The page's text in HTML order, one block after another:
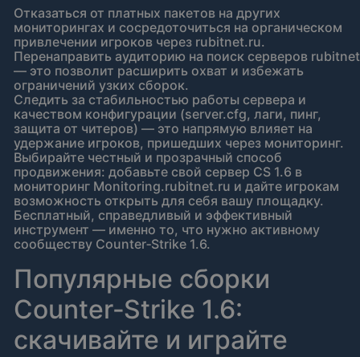
Отказаться от платных пакетов на других
мониторингах и сосредоточиться на органическом
привлечении игроков через rubitnet.ru.
Перенаправить аудиторию на поиск серверов rubitnet
— это позволит расширить охват и избежать
ограничений узких сборок.
Следить за стабильностью работы сервера и
качеством конфигурации (server.cfg, лаги, пинг,
защита от читеров) — это напрямую влияет на
удержание игроков, пришедших через мониторинг.
Выбирайте честный и прозрачный способ
продвижения: добавьте свой сервер CS 1.6 в
мониторинг Monitoring.rubitnet.ru и дайте игрокам
возможность открыть для себя вашу площадку.
Бесплатный, справедливый и эффективный
инструмент — именно то, что нужно активному
сообществу Counter‑Strike 1.6.
Популярные сборки
Counter‑Strike 1.6:
скачивайте и играйте